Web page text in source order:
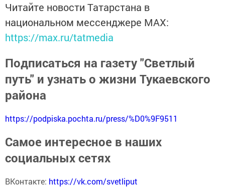
Читайте новости Татарстана в
национальном мессенджере MАХ:
https://max.ru/tatmedia
Подписаться на газету "Светлый
путь" и узнать о жизни Тукаевского
района
https://podpiska.pochta.ru/press/%D0%9F9511
Самое интересное в наших
социальных сетях
ВКонтакте: https://vk.com/svetliput